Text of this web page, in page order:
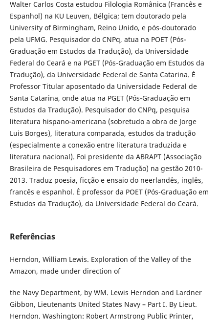
Walter Carlos Costa estudou Filologia Românica (Francês e
Espanhol) na KU Leuven, Bélgica; tem doutorado pela
University of Birmingham, Reino Unido, e pós-doutorado
pela UFMG. Pesquisador do CNPq, atua na POET (Pós-
Graduação em Estudos da Tradução), da Universidade
Federal do Ceará e na PGET (Pós-Graduação em Estudos da
Tradução), da Universidade Federal de Santa Catarina. É
Professor Titular aposentado da Universidade Federal de
Santa Catarina, onde atua na PGET (Pós-Graduação em
Estudos da Tradução). Pesquisador do CNPq, pesquisa
literatura hispano-americana (sobretudo a obra de Jorge
Luis Borges), literatura comparada, estudos da tradução
(especialmente a conexão entre literatura traduzida e
literatura nacional). Foi presidente da ABRAPT (Associação
Brasileira de Pesquisadores em Tradução) na gestão 2010-
2013. Traduz poesia, ficção e ensaio do neerlandês, inglês,
francês e espanhol. É professor da POET (Pós-Graduação em
Estudos da Tradução), da Universidade Federal do Ceará.
Referências
Herndon, William Lewis. Exploration of the Valley of the
Amazon, made under direction of
the Navy Department, by WM. Lewis Herndon and Lardner
Gibbon, Lieutenants United States Navy – Part I. By Lieut.
Herndon. Washington: Robert Armstrong Public Printer,